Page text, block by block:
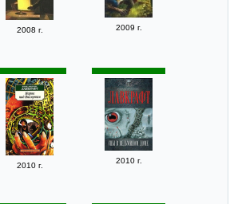
2008 г. 2009 г.
2010 г.
2010 г.